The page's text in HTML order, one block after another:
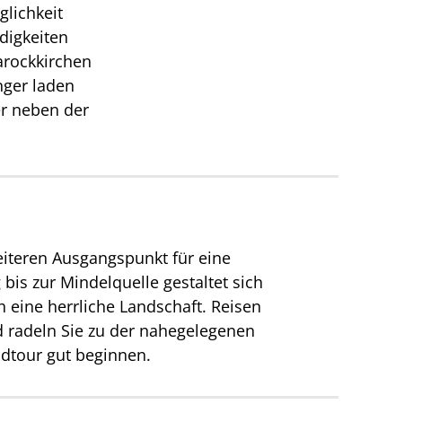
laden
neben der
Ausgangspunkt für eine
zur Mindelquelle gestaltet sich
herrliche Landschaft. Reisen
Sie zu der nahegelegenen
gut beginnen.